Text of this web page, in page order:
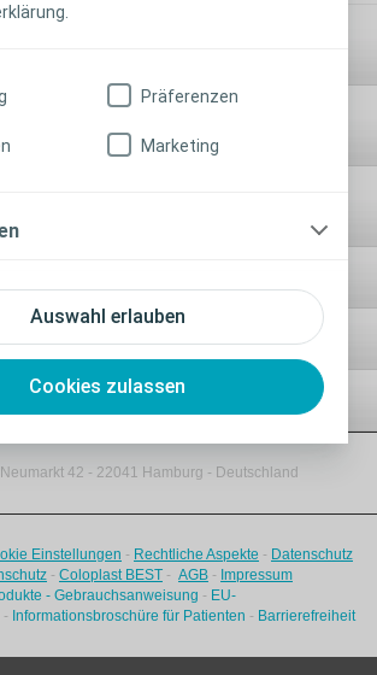
Auswahl erlauben
Cookies zulassen
Präferenzen
Marketing
42 ‑ 22041 Hamburg - Deutschland
Einstellungen - Rechtliche Aspekte - Datenschutz
- Coloplast BEST - AGB - Impressum
- Gebrauchsanweisung - EU-
- Informationsbroschüre für Patienten - Barrierefreiheit